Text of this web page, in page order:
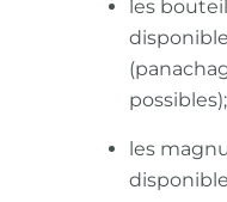
les
possibles);
les